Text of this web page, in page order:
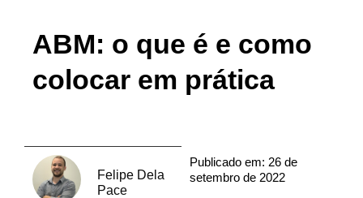
ABM: o que é e como
colocar em prática
Felipe Dela
Pace
Publicado em: 26 de
setembro de 2022